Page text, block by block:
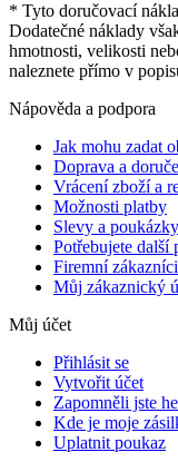
* Tyto doručovací
Dodatečné náklady
hmotnosti, velikosti
naleznete přímo v
Nápověda a podpora
Jak mohu zadat
Doprava a
Vrácení zboží a
Možnosti platby
Slevy a poukázky
Potřebujete další
Firemní zákazníci
Můj zákaznický
Můj účet
Přihlásit se
Vytvořit účet
Zapomněli jste
Kde je moje
Uplatnit poukaz